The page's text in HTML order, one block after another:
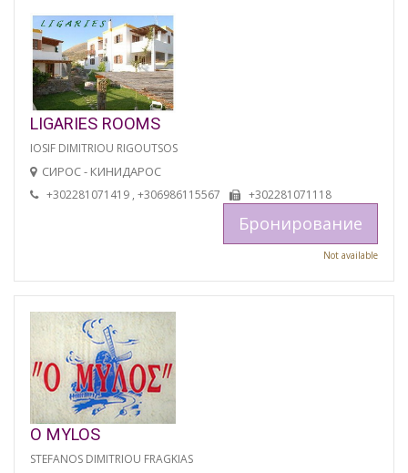
LIGARIES ROOMS
IOSIF DIMITRIOU RIGOUTSOS
СИРОС - КИНИДАРОС
+302281071419 , +306986115567 +302281071118
Бронирование
Not available
O MYLOS
STEFANOS DIMITRIOU FRAGKIAS